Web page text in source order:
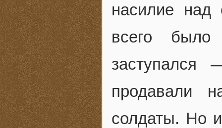
насилие
всего
продавали
солдаты. Но